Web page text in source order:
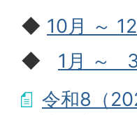
◆ 10月 ～
◆ 1月 ～
令和8（